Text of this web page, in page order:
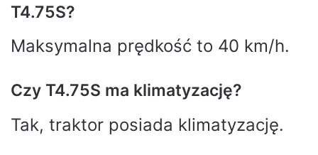
T4.75S?
Maksymalna prędkość to 40 km/h.
Czy T4.75S ma klimatyzację?
Tak, traktor posiada klimatyzację.